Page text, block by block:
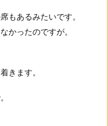
もあるみたいです。
かったのですが。
きます。